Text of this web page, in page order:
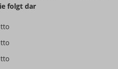
folgt dar